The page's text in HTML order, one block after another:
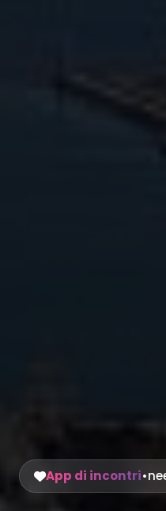
App di incontri•